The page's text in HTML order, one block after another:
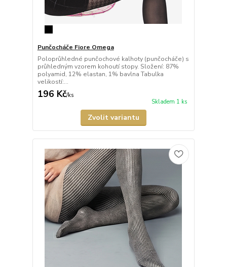
Punčocháče Fiore Omega
Poloprůhledné punčochové kalhoty (punčocháče) s
průhledným vzorem kohoutí stopy. Složení: 87%
polyamid, 12% elastan, 1% bavlna Tabulka
velikostí:...
196 Kč/ks
Skladem 1 ks
Zvolit variantu